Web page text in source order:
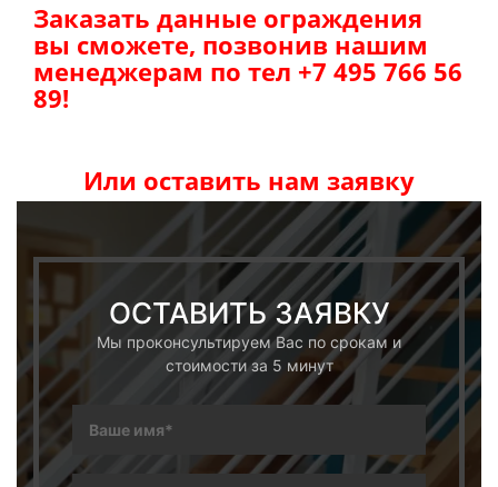
Заказать данные ограждения
вы сможете, позвонив нашим
менеджерам по тел +7 495 766 56
89!
Или оставить нам заявку
ОСТАВИТЬ ЗАЯВКУ
Мы проконсультируем Вас по срокам и
стоимости за 5 минут